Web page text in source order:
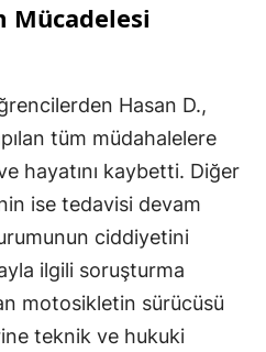
Mücadelesi
Hasan D.,
tüm müdahalelere
hayatını kaybetti. Diğer
ise tedavisi devam
ciddiyetini
ilgili soruşturma
motosikletin sürücüsü
teknik ve hukuki